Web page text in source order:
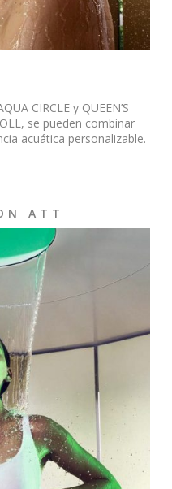
CIRCLE y QUEEN’S
se pueden combinar
acuática personalizable.
N A T T